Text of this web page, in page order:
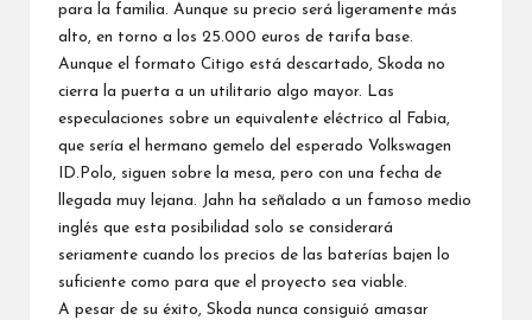
para la familia. Aunque su precio será ligeramente más
alto, en torno a los 25.000 euros de tarifa base.
Aunque el formato Citigo está descartado, Skoda no
cierra la puerta a un utilitario algo mayor. Las
especulaciones sobre un equivalente eléctrico al Fabia,
que sería el hermano gemelo del esperado Volkswagen
ID.Polo, siguen sobre la mesa, pero con una fecha de
llegada muy lejana. Jahn ha señalado a un famoso medio
inglés que esta posibilidad solo se considerará
seriamente cuando los precios de las baterías bajen lo
suficiente como para que el proyecto sea viable.
A pesar de su éxito, Skoda nunca consiguió amasar